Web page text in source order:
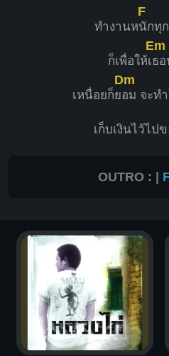
ทำงานห
F
นักทุ
ก็เพื่อให้เ
Em
ธ
เหนื่อยก็ย
Dm
อม จะท
เก็บเงินไว้ไป
OUTRO : |